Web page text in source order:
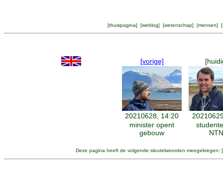
[thuispagina] [weblog] [wetenschap] [mensen] [
[vorige]
20210628, 14:20
minister opent
gebouw
Deze pagina heeft de volgende sleutelwoorden meegekregen: [